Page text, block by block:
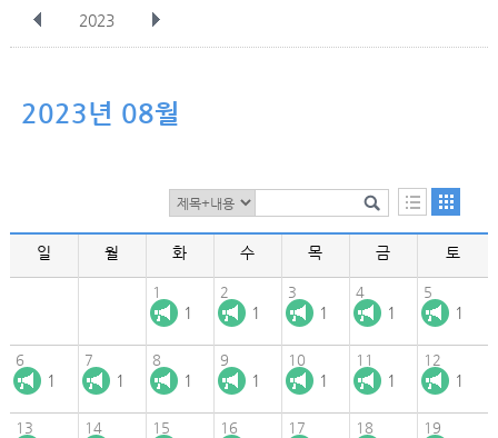
2023
12월
2023년 08월
일 월 화 수 목 금 토
1
1
2
1
3
1
4
1
5
1
6
1
7
1
8
1
9
1
10
1
11
1
12
1
13 14 15 16 17 18 19